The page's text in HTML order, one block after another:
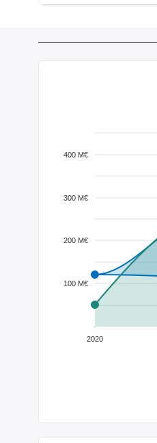
2020
100 M€
200 M€
300 M€
400 M€